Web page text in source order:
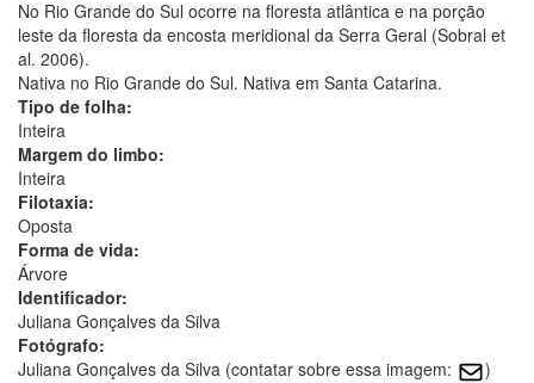
No Rio Grande do Sul ocorre na floresta atlântica e na porção
leste da floresta da encosta meridional da Serra Geral (Sobral et
al. 2006).
Nativa no Rio Grande do Sul. Nativa em Santa Catarina.
Tipo de folha:
Inteira
Margem do limbo:
Inteira
Filotaxia:
Oposta
Forma de vida:
Árvore
Identificador:
Juliana Gonçalves da Silva
Fotógrafo:
Juliana Gonçalves da Silva (contatar sobre essa imagem:
)